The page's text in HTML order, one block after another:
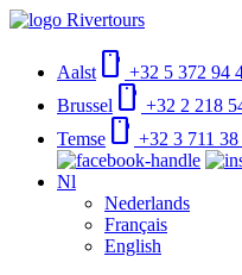
Aalst smartphone +32 5 372 94
Brussel
smartphone +32 2 218
Temse
smartphone +32 3 711 38
Nl
Nederlands
Français
English